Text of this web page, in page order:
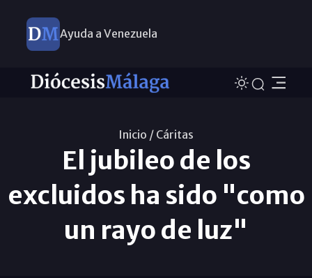
Ayuda a Venezuela
Inicio / Cáritas
El jubileo de los
excluidos ha sido "como
un rayo de luz"